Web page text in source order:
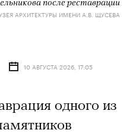
АРХИТЕКТУРЫ ИМЕНИ А.В. ЩУСЕВА
10 АВГУСТА 2026, 17:05
одного из